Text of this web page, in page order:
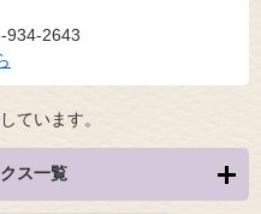
934-2643
ています。
ス一覧